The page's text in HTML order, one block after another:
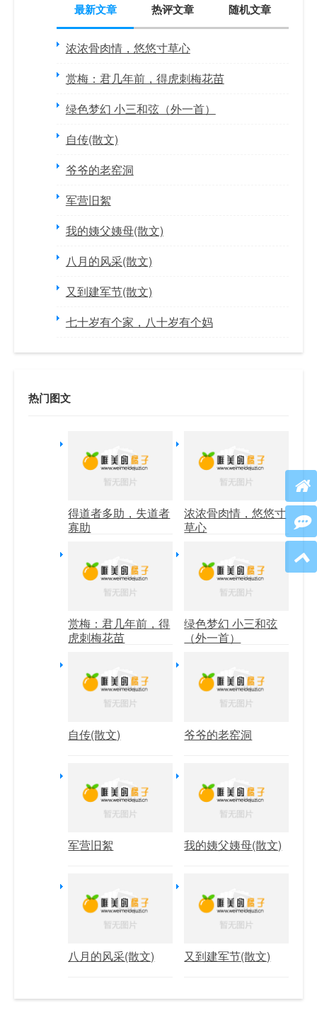
最新文章 热评文章 随机文章
浓浓骨肉情，悠悠寸草心
赏梅：君几年前，得虎刺梅花苗
绿色梦幻 小三和弦（外一首）
自传(散文)
爷爷的老窑洞
军营旧絮
我的姨父姨母(散文)
八月的风采(散文)
又到建军节(散文)
七十岁有个家，八十岁有个妈
热门图文
得道者多助，失道者
寡助
浓浓骨肉情，悠悠寸
草心
赏梅：君几年前，得
虎刺梅花苗
绿色梦幻 小三和弦
（外一首）
自传(散文) 爷爷的老窑洞
军营旧絮 我的姨父姨母(散文)
八月的风采(散文) 又到建军节(散文)